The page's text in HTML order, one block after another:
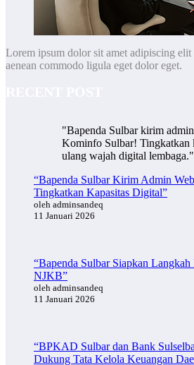
Lorem ipsum dolor sit amet adipiscing elit
aenean commodo ligula eget dolor eget.
"Bapenda Sulbar kirim
Kominfo Sulbar! Tingkatkan
ulang wajah digital lembaga."
“Bapenda Sulbar Kirim Admin
Tingkatkan Kapasitas Digital”
oleh adminsandeq
11 Januari 2026
“Bapenda Sulbar Siapkan Langkah
NJKB”
oleh adminsandeq
11 Januari 2026
“BPKAD Sulbar dan Bank
Dukung Tata Kelola Keuangan